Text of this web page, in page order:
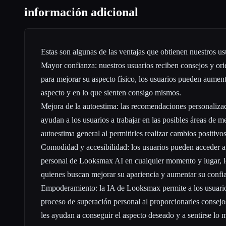
información adicional
Estas son algunas de las ventajas que obtienen nuestros
Mayor confianza: nuestros usuarios reciben consejos y
para mejorar su aspecto físico, los usuarios pueden
aspecto y en lo que sienten consigo mismos.
Mejora de la autoestima: las recomendaciones
ayudan a los usuarios a trabajar en las posibles áreas de
autoestima general al permitirles realizar cambios
Comodidad y accesibilidad: los usuarios pueden acceder
personal de Looksmax AI en cualquier momento y lugar,
quienes buscan mejorar su apariencia y aumentar su
Empoderamiento: la IA de Looksmax permite a los
proceso de superación personal al proporcionarles
les ayudan a conseguir el aspecto deseado y a sentirse lo